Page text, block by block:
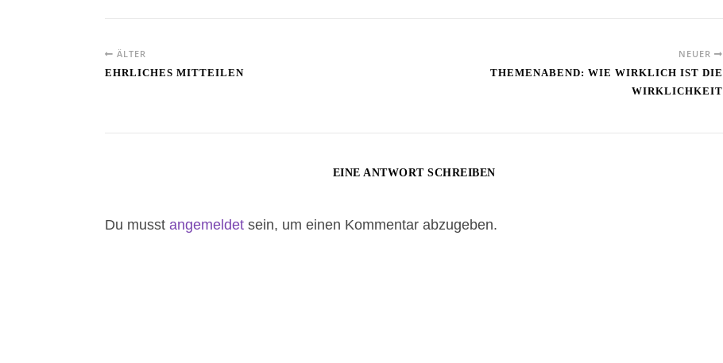
ÄLTER
EHRLICHES MITTEILEN
NEUER
THEMENABEND: WIE WIRKLICH IST DIE
WIRKLICHKEIT
EINE ANTWORT SCHREIBEN
Du musst angemeldet sein, um einen Kommentar abzugeben.